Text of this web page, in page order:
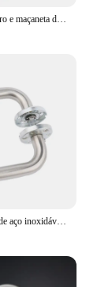
Aço inoxidável vidro e maçaneta de madeira, preto fosco
Maçaneta da porta de aço inoxidável, para interior da casa, alavanca, trava durável, ajustável, trava de segurança para quarto, banheiro